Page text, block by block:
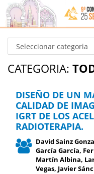
CATEGORIA:
DISEÑO DE UN
CALIDAD DE
IGRT DE LOS
RADIOTERAPIA.
David Sainz
García García,
Martín Albina,
Vegas, Javier